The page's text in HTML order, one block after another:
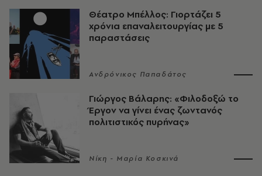
Θέατρο Μπέλλος: Γιορτάζει 5
χρόνια επαναλειτουργίας με 5
παραστάσεις
Ανδρόνικος Παπαδάτος
Γιώργος Βάλαρης: «Φιλοδοξώ το
Έργον να γίνει ένας ζωντανός
πολιτιστικός πυρήνας»
Νίκη - Μαρία Κοσκινά